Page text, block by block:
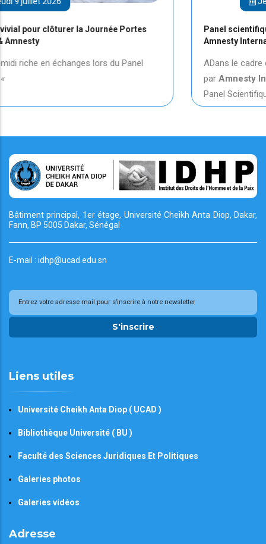
Journée Portes
lors du Panel
Panel scientifique sur l'impunité en
Amnesty International-IDHP
ADans le cadre de la Journée
Amnesty Internationalen
Panel Scientifique
Bâtiment principal, 1er étage, Université CheikhAnta Diop, Dakar,
Fann, BP 5005 Dakar, Sénégal
E-mail : idhp@ucad.edu.sn
S'inscrire
Liens utiles
Université Cheikh Anta Diop ( UCAD )
Bibliothèque Université ( BU )
Faculté des Sciences Juridiques Et Politiques
Galeries photos
Galeries vidéos
Adresse